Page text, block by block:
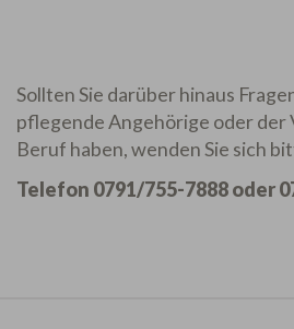
Sollten Sie darüber hinaus
pflegende Angehörige oder der
Beruf haben, wenden Sie sich
Telefon 0791/755-7888 oder